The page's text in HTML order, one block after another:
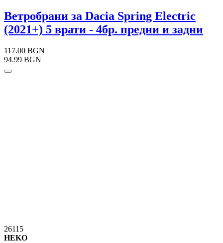
Ветробрани за Dacia Spring Electric
(2021+) 5 врати - 4бр. предни и задни
117.00 BGN
94.99 BGN
26115
HEKO